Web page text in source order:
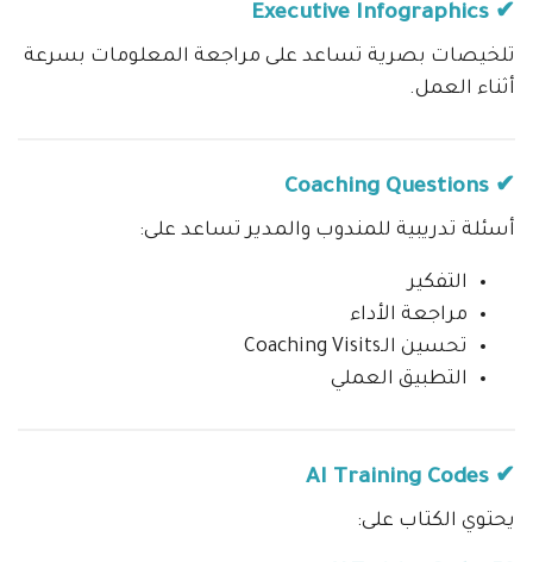
✔ Executive Infographics
تلخيصات بصرية تساعد على مراجعة المعلومات بسرعة
أثناء العمل.
✔ Coaching Questions
أسئلة تدريبية للمندوب والمدير تساعد على:
التفكير
مراجعة الأداء
تحسين الـCoaching Visits
التطبيق العملي
✔ AI Training Codes
يحتوي الكتاب على: